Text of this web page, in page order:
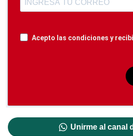
Acepto las condiciones y
Unirme al canal